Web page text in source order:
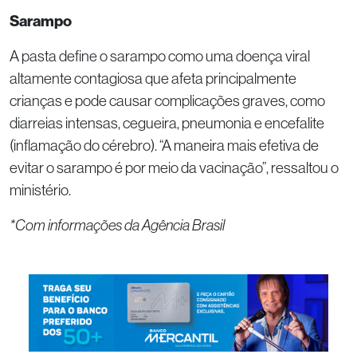
Sarampo
A pasta define o sarampo como uma doença viral
altamente contagiosa que afeta principalmente
crianças e pode causar complicações graves, como
diarreias intensas, cegueira, pneumonia e encefalite
(inflamação do cérebro). “A maneira mais efetiva de
evitar o sarampo é por meio da vacinação”, ressaltou o
ministério.
*Com informações da Agência Brasil